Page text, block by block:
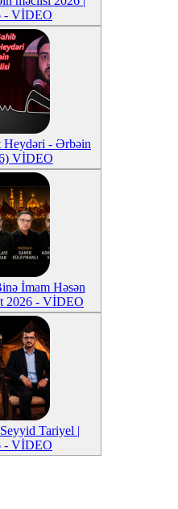
- VİDEO
Heydəri - Ərbəin
VİDEO
İmam Həsən
2026 - VİDEO
Tariyel |
- VİDEO